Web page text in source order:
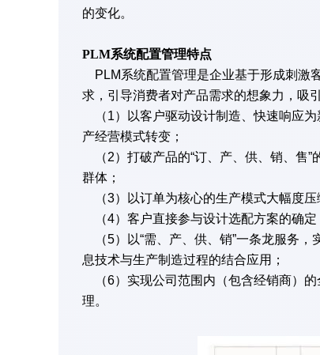
的变化。
PLM系统配置管理特点
PLM系统配置管理是企业基于形成刺激
求，引导消费者对产品需求的想象力，吸
（1）以客户驱动设计制造、快速响应为
产经营模式转变；
（2）打破产品的“订、产、供、销、售”
群体；
（3）以订单为核心的生产模式大幅度压
（4）客户直接参与设计选配方案的确定
（5）以“需、产、供、销”一条龙服务，
息技术与生产制造过程的结合应用；
（6）实现公司范围内（包含经销商）
理。